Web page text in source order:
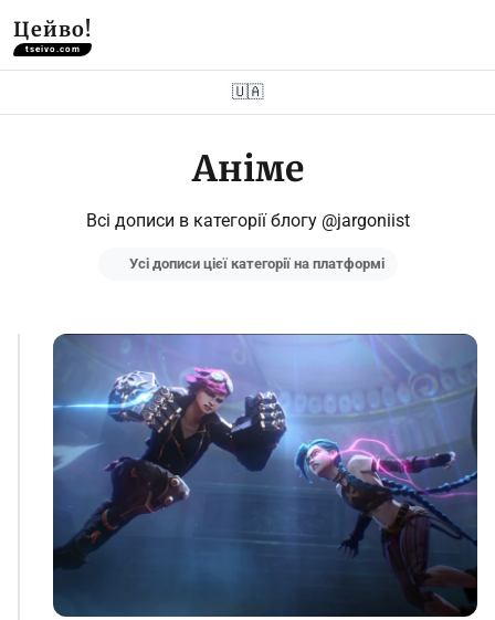
Цейво!
tseivo.com
🇺🇦
Аніме
Всі дописи в категорії блогу @jargoniist
Усі дописи цієї категорії на платформі